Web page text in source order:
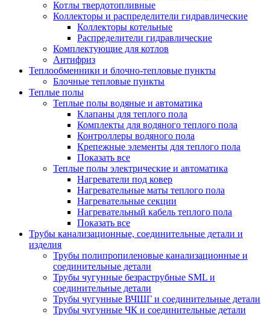
Котлы твердотопливные
Коллекторы и распределители гидравлические
Коллекторы котельные
Распределители гидравлические
Комплектующие для котлов
Антифриз
Теплообменники и блочно-тепловые пункты
Блочные тепловые пункты
Теплые полы
Теплые полы водяные и автоматика
Клапаны для теплого пола
Комплекты для водяного теплого пола
Контроллеры водяного пола
Крепежные элементы для теплого пола
Показать все
Теплые полы электрические и автоматика
Нагреватели под ковер
Нагревательные маты теплого пола
Нагревательные секции
Нагревательный кабель теплого пола
Показать все
Трубы канализационные, соединительные детали и
изделия
Трубы полипропиленовые канализационные и
соединительные детали
Трубы чугунные безраструбные SML и
соединительные детали
Трубы чугунные ВЧШГ и соединительные детали
Трубы чугунные ЧК и соединительные детали